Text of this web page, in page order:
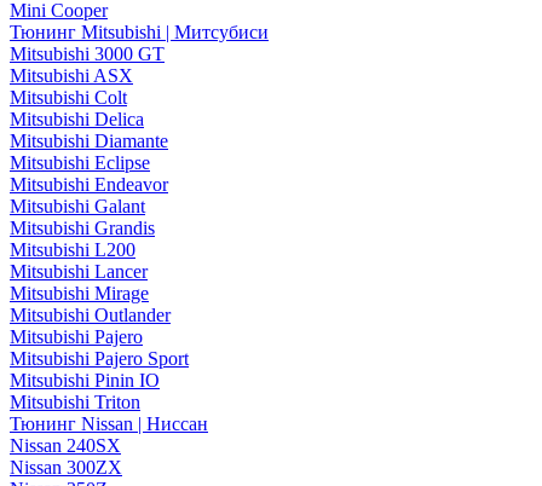
Mini Cooper
Тюнинг Mitsubishi | Митсубиси
Mitsubishi 3000 GT
Mitsubishi ASX
Mitsubishi Colt
Mitsubishi Delica
Mitsubishi Diamante
Mitsubishi Eclipse
Mitsubishi Endeavor
Mitsubishi Galant
Mitsubishi Grandis
Mitsubishi L200
Mitsubishi Lancer
Mitsubishi Mirage
Mitsubishi Outlander
Mitsubishi Pajero
Mitsubishi Pajero Sport
Mitsubishi Pinin IO
Mitsubishi Triton
Тюнинг Nissan | Ниссан
Nissan 240SX
Nissan 300ZX